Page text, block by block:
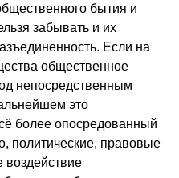
бытия и
забывать и их
Если на
общественное
непосредственным
это
более опосредованный
политические, правовые
воздействие